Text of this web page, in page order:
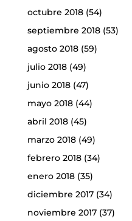
octubre 2018(54)
septiembre 2018(53)
agosto 2018(59)
julio 2018(49)
junio 2018(47)
mayo 2018(44)
abril 2018(45)
marzo 2018(49)
febrero 2018(34)
enero 2018(35)
diciembre 2017(34)
noviembre 2017(37)